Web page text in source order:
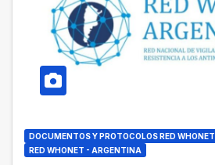
DOCUMENTOS Y PROTOCOLOS RED WHONET
RED WHONET - ARGENTINA